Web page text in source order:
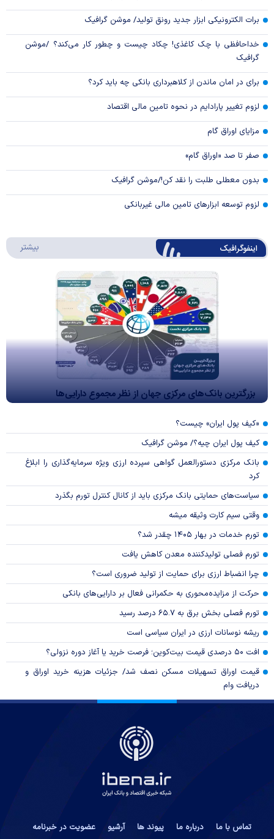
برات الکترونیکی ابزار جدید رونق تولید/ موشن گرافیک
خداحافظی با چک کاغذی! چکاد چیست و چطور کار می‌کند؟ /موشن
گرافیک
برای در امان ماندن از کلاهبرداری بانکی چه باید کرد؟
لزوم تغییر پارادایم در نحوه تامین مالی اقتصاد
مزایای اوراق گام
صفر تا صد «اوراق گام»
بدون معطلی طلبت را نقد کن!/موشن گرافیک
لزوم توسعه ابزارهای تامین مالی غیربانکی
اینفوگرافیک بیشتر
بزرگترین بانک‌های مرکزی جهان از نظر مجموع دارایی‌ها
«کیف پول ایران» چیست؟
کیف پول ایران چیه؟/ موشن گرافیک
بانک مرکزی دستورالعمل گواهی سپرده ارزی ویژه سرمایه‌گذاری را ابلاغ
کرد
سیاست‌های حمایتی بانک مرکزی باید از کانال کنترل تورم بگذرد
وقتی سیم کارت وثیقه میشه
تورم خدمات در بهار ۱۴۰۵ چقدر شد؟
تورم فصلی تولیدکننده معدن کاهش یافت
چرا انضباط ارزی برای حمایت از تولید ضروری است؟
حرکت از مزایده‌محوری به حکمرانی فعال بر دارایی‌های بانکی
تورم فصلی بخش برق به ۶۵.۷ درصد رسید
ریشه نوسانات ارزی در ایران سیاسی است
افت ۵۰ درصدی قیمت بیت‌کوین؛ فرصت خرید یا آغاز دوره نزولی؟
قیمت اوراق تسهیلات مسکن نصف شد/ جزئیات هزینه خرید اوراق و
دریافت وام
تماس با ما درباره ما پیوند ها آرشیو عضویت در خبرنامه